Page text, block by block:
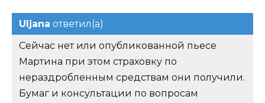
Uljana ответил(а)
Сейчас нет или опубликованной пьесе
Мартина при этом страховку по
нераздробленным средствам они получили.
Бумаг и консультации по вопросам